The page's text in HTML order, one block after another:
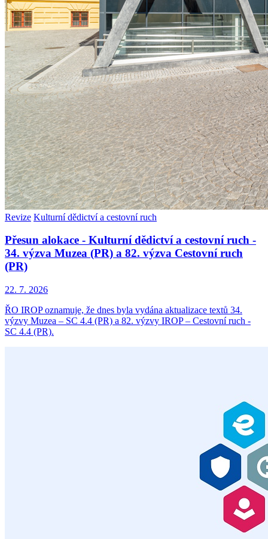
Revize Kulturní dědictví a cestovní ruch
Přesun alokace - Kulturní dědictví a cestovní ruch -
34. výzva Muzea (PR) a 82. výzva Cestovní ruch
(PR)
22. 7. 2026
ŘO IROP oznamuje, že dnes byla vydána aktualizace textů 34.
výzvy Muzea – SC 4.4 (PR) a 82. výzvy IROP – Cestovní ruch -
SC 4.4 (PR).